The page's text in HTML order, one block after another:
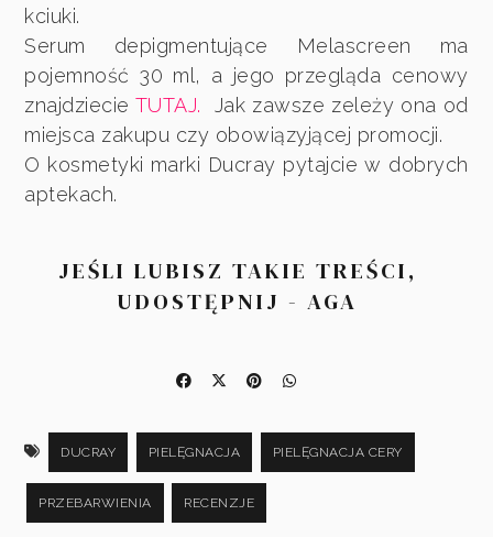
kciuki.
Serum depigmentujące Melascreen ma
pojemność 30 ml, a jego przegląda cenowy
znajdziecie TUTAJ. Jak zawsze zeleży ona od
miejsca zakupu czy obowiązyjącej promocji.
O kosmetyki marki Ducray pytajcie w dobrych
aptekach.
JEŚLI LUBISZ TAKIE TREŚCI,
UDOSTĘPNIJ - AGA
DUCRAY PIELĘGNACJA PIELĘGNACJA CERY
PRZEBARWIENIA RECENZJE